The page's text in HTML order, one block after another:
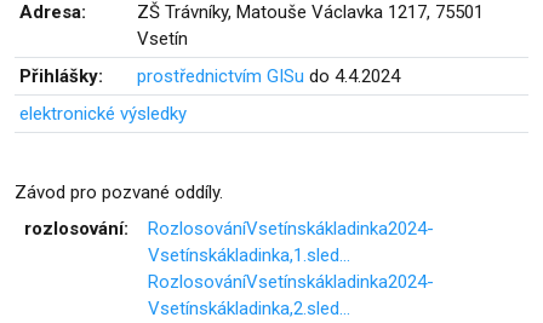
Adresa:
ZŠ Trávníky, Matouše Václavka 1217, 75501
Vsetín
Přihlášky:
prostřednictvím GISu do 4.4.2024
elektronické výsledky
Závod pro pozvané oddíly.
rozlosování:
RozlosováníVsetínskákladinka2024-
Vsetínskákladinka,1.sled…
RozlosováníVsetínskákladinka2024-
Vsetínskákladinka,2.sled…